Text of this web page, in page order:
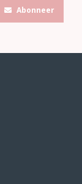
Abonneer